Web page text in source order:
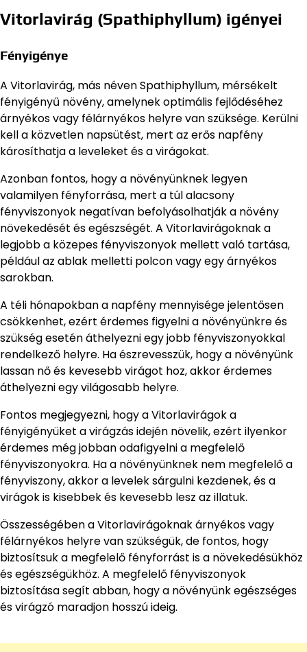
Vitorlavirág (Spathiphyllum) igényei
Fényigénye
A Vitorlavirág, más néven Spathiphyllum, mérsékelt
fényigényű növény, amelynek optimális fejlődéséhez
árnyékos vagy félárnyékos helyre van szüksége. Kerülni
kell a közvetlen napsütést, mert az erős napfény
károsíthatja a leveleket és a virágokat.
Azonban fontos, hogy a növényünknek legyen
valamilyen fényforrása, mert a túl alacsony
fényviszonyok negatívan befolyásolhatják a növény
növekedését és egészségét. A Vitorlavirágoknak a
legjobb a közepes fényviszonyok mellett való tartása,
például az ablak melletti polcon vagy egy árnyékos
sarokban.
A téli hónapokban a napfény mennyisége jelentősen
csökkenhet, ezért érdemes figyelni a növényünkre és
szükség esetén áthelyezni egy jobb fényviszonyokkal
rendelkező helyre. Ha észrevesszük, hogy a növényünk
lassan nő és kevesebb virágot hoz, akkor érdemes
áthelyezni egy világosabb helyre.
Fontos megjegyezni, hogy a Vitorlavirágok a
fényigényüket a virágzás idején növelik, ezért ilyenkor
érdemes még jobban odafigyelni a megfelelő
fényviszonyokra. Ha a növényünknek nem megfelelő a
fényviszony, akkor a levelek sárgulni kezdenek, és a
virágok is kisebbek és kevesebb lesz az illatuk.
Összességében a Vitorlavirágoknak árnyékos vagy
félárnyékos helyre van szükségük, de fontos, hogy
biztosítsuk a megfelelő fényforrást is a növekedésükhöz
és egészségükhöz. A megfelelő fényviszonyok
biztosítása segít abban, hogy a növényünk egészséges
és virágzó maradjon hosszú ideig.